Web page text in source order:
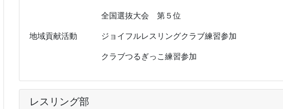
全国選抜大会 第５位
地域貢献活動 ジョイフルレスリングクラブ練習参加
クラブつるぎっこ練習参加
レスリング部